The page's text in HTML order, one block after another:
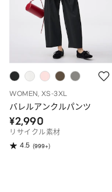
WOMEN, XS-3XL
バレルアンクルパンツ
¥2,990
リサイクル素材
4.5 (999+)